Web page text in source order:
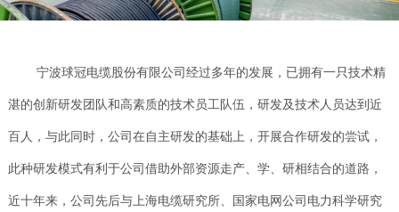
宁波球冠电缆股份有限公司经过多年的发展，已拥有一只技术精
湛的创新研发团队和高素质的技术员工队伍，研发及技术人员达到近
百人，与此同时，公司在自主研发的基础上，开展合作研发的尝试，
此种研发模式有利于公司借助外部资源走产、学、研相结合的道路，
近十年来，公司先后与上海电缆研究所、国家电网公司电力科学研究